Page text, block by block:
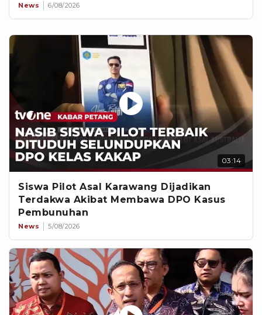
News 6/08/2026
03:14
Siswa Pilot Asal Karawang Dijadikan
Terdakwa Akibat Membawa DPO Kasus
Pembunuhan
News 5/08/2026